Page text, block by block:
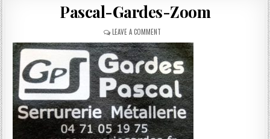
Pascal-Gardes-Zoom
LEAVE A COMMENTON
PASCAL-
GARDES-
ZOOM